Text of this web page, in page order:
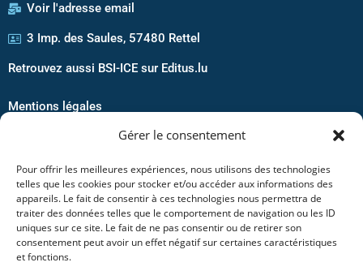
Gérer le consentement
Pour offrir les meilleures expériences, nous utilisons des technologies
telles que les cookies pour stocker et/ou accéder aux informations des
appareils. Le fait de consentir à ces technologies nous permettra de
traiter des données telles que le comportement de navigation ou les ID
uniques sur ce site. Le fait de ne pas consentir ou de retirer son
consentement peut avoir un effet négatif sur certaines caractéristiques
et fonctions.
Voir l'adresse email
3 Imp. des Saules, 57480 Rettel
Retrouvez aussi BSI-ICE sur Editus.lu
Mentions légales
Politique de confidentialité
Politique de cookies
Conditions Générales de vente
Informations